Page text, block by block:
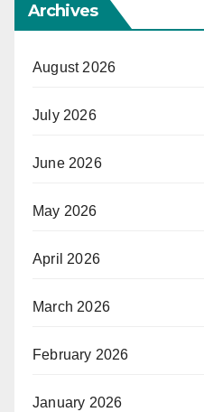
Archives
August 2026
July 2026
June 2026
May 2026
April 2026
March 2026
February 2026
January 2026